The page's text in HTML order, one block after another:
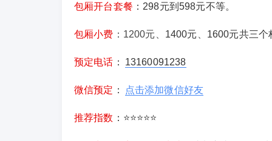
包厢开台套餐 ：298元到598元不等。
包厢小费 ：1200元、 1400元 1600元共三个
预定电话 ： 13160091238
微信预定 ： 点击添加微信好友
推荐指数 ：⭐⭐⭐⭐⭐